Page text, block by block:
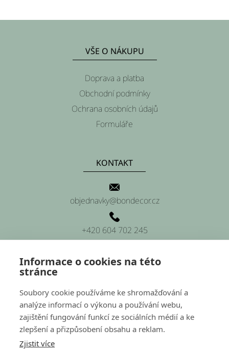
Informace o cookies na této
stránce
Soubory cookie používáme ke shromažďování a
analýze informací o výkonu a používání webu,
zajištění fungování funkcí ze sociálních médií a ke
zlepšení a přizpůsobení obsahu a reklam.
Zjistit více
VŠE O NÁKUPU
Doprava a platba
Obchodní podmínky
Ochrana osobních údajů
Formuláře
KONTAKT
objednavky@bondecor.cz
+420 604 702 245
Platnéřská 88/9, Praha 1 (sídlo firmy)
Hluchov 157, 798 41 Hluchov (provozovna a sklady)